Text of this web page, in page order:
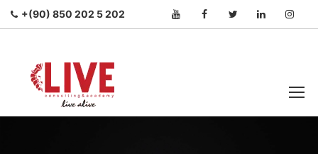
+(90) 850 202 5 202